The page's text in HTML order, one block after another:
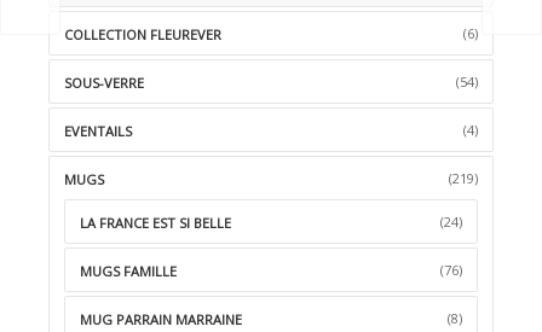
COLLECTION FLEUREVER (6)
SOUS-VERRE (54)
EVENTAILS (4)
MUGS (219)
LA FRANCE EST SI BELLE (24)
MUGS FAMILLE (76)
MUG PARRAIN MARRAINE (8)